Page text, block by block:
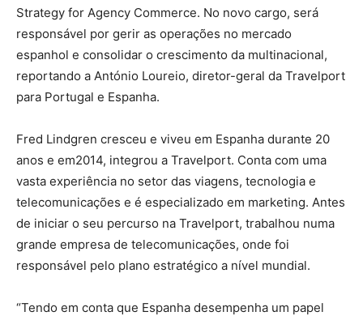
Strategy for Agency Commerce. No novo cargo, será
responsável por gerir as operações no mercado
espanhol e consolidar o crescimento da multinacional,
reportando a António Loureio, diretor-geral da Travelport
para Portugal e Espanha.
Fred Lindgren cresceu e viveu em Espanha durante 20
anos e em2014, integrou a Travelport. Conta com uma
vasta experiência no setor das viagens, tecnologia e
telecomunicações e é especializado em marketing. Antes
de iniciar o seu percurso na Travelport, trabalhou numa
grande empresa de telecomunicações, onde foi
responsável pelo plano estratégico a nível mundial.
“Tendo em conta que Espanha desempenha um papel